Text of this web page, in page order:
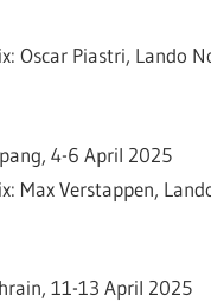
Oscar Piastri, Lando
4-6 April 2025
Max Verstappen,
11-13 April 2025